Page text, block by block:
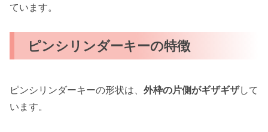
ています。
ピンシリンダーキーの特徴
ピンシリンダーキーの形状は、 外枠の片側がギザギザして
います。